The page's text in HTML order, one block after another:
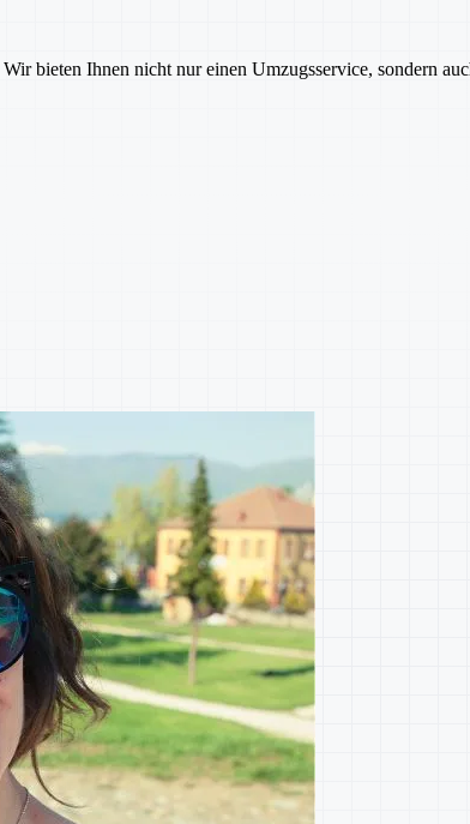
bieten Ihnen nicht nur einen Umzugsservice, sondern